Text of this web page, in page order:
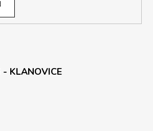
KLANOVICE